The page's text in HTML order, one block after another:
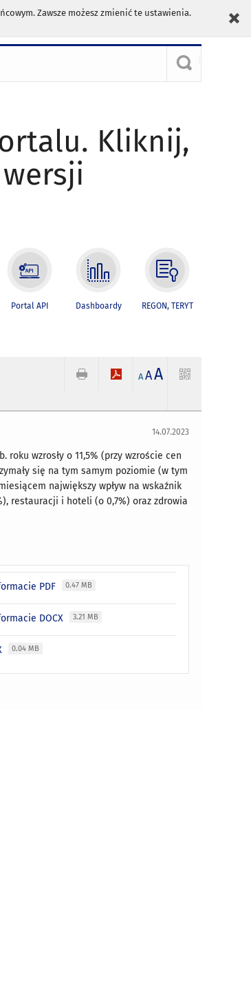
Zawsze możesz zmienić te ustawienia.
Kliknij,
Portal API Dashboardy REGON, TERYT
A AA
14.07.2023
wzrosły o 11,5% (przy wzroście cen
się na tym samym poziomie (w tym
największy wpływ na wskaźnik
restauracji i hoteli (o 0,7%) oraz zdrowia
PDF 0.47 MB
DOCX 3.21 MB
0.04 MB